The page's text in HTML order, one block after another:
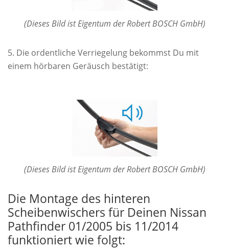
(Dieses Bild ist Eigentum der Robert BOSCH GmbH)
Die ordentliche Verriegelung bekommst Du mit
einem hörbaren Geräusch bestätigt:
(Dieses Bild ist Eigentum der Robert BOSCH GmbH)
Die Montage des hinteren
Scheibenwischers für Deinen Nissan
Pathfinder 01/2005 bis 11/2014
funktioniert wie folgt: